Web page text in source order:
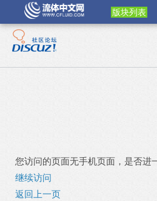
版块列表
您访问的页面无手机页面，是否进
继续访问
返回上一页